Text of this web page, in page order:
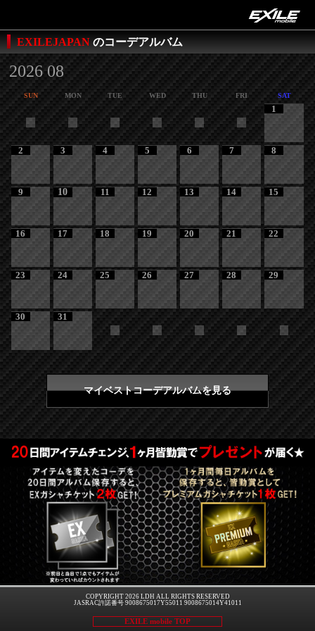
EXILEJAPAN のコーデアルバム
2026 08
SUN MON TUE WED THU FRI SAT
1
2 3 4 5 6 7 8
9 10 11 12 13 14 15
16 17 18 19 20 21 22
23 24 25 26 27 28 29
30 31
マイベストコーデアルバムを見る
COPYRIGHT 2026 LDH ALL RIGHTS RESERVED
JASRAC許諾番号 9008675017Y55011 9008675014Y41011
EXILE mobile TOP